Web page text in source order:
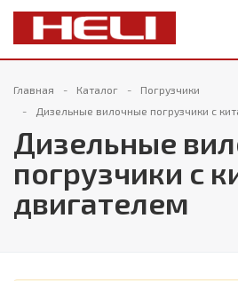
Главная Каталог
Погрузчики
Дизельные вилочные погрузчики с
Дизельные
погрузчики с
двигателем